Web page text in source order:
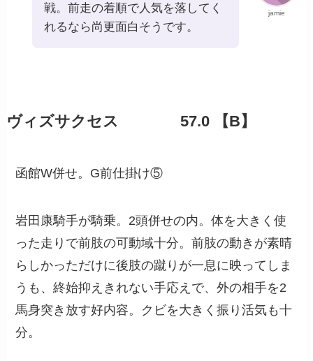
jamie
戦。前走の着順で人気を落してく
れるなら尚更面白そうです。
ヴィズサクセス 57.0 【B】
函館W併せ。G前仕掛け⑤
岩田康騎手が騎乗。2頭併せの内。体を大きく使
った走りで前肢の可動域十分。前肢の動きが素晴
らしかっただけに後肢の蹴りが一息に映ってしま
うも、終始抑えきれない手応えで、外の相手を2
馬身突き放す好内容。クビを大きく振り活気も十
分。